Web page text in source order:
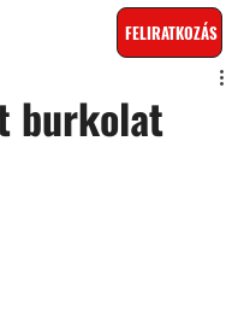
FELIRATKOZÁS
burkolat